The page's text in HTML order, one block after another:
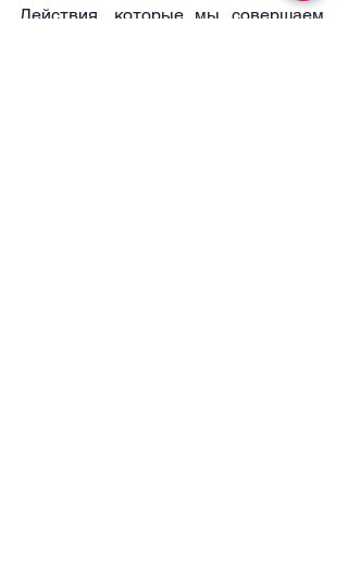
Действия, которые мы совершаем,